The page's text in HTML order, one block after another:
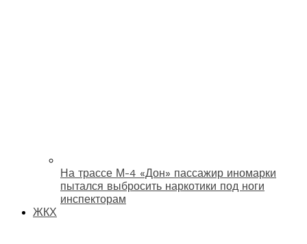
На трассе М-4 «Дон» пассажир иномарки
пытался выбросить наркотики под ноги
инспекторам
ЖКХ